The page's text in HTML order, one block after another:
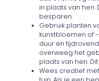
in plaats van hen.
besparen.
Gebruik planten
kunstbloemen of
duur en
overweeg het
plaats van hen.
Wees creatief